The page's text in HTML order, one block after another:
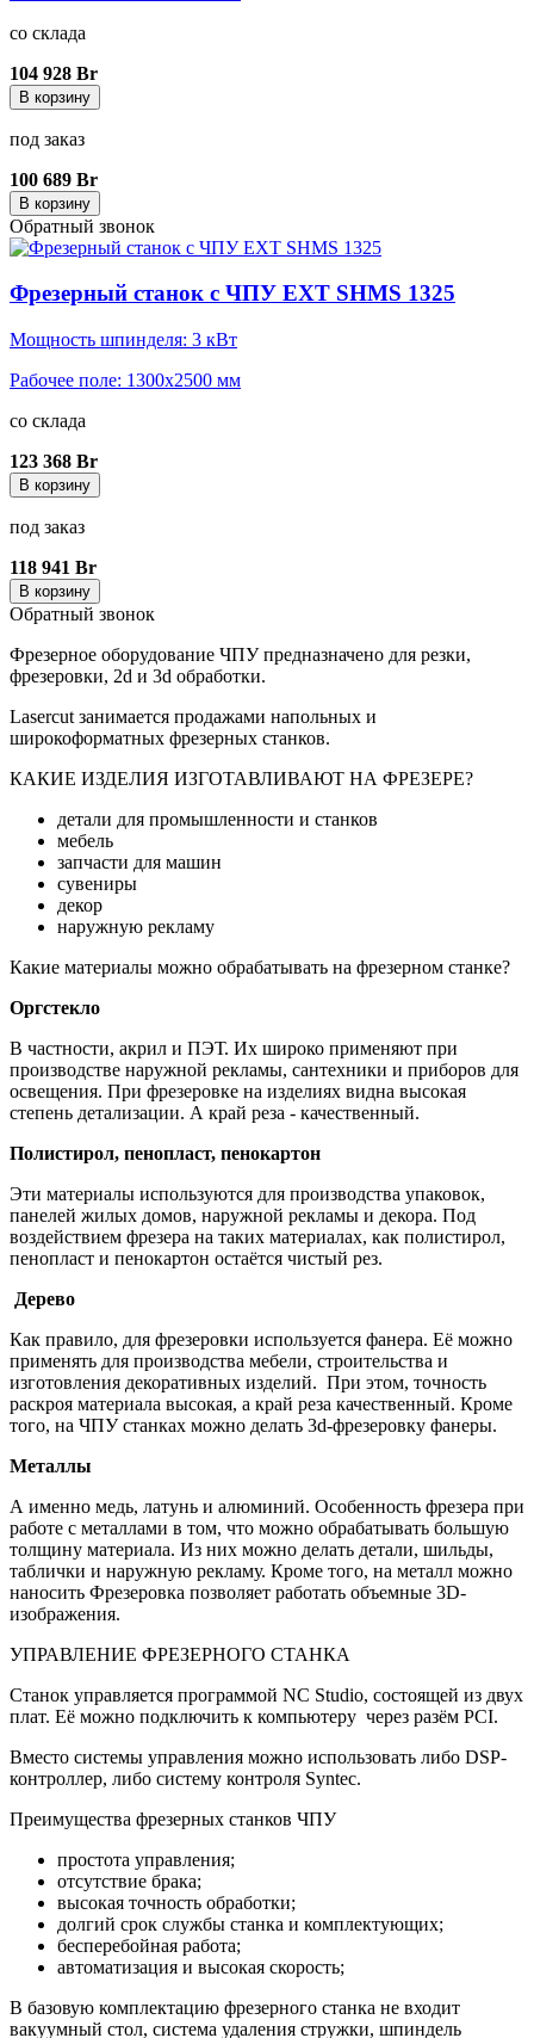
со склада
104 928 Br
В корзину
под заказ
100 689 Br
В корзину
Обратный звонок
Фрезерный станок с ЧПУ EXT SHMS 1325
Мощность шпинделя: 3 кВт
Рабочее поле: 1300x2500 мм
со склада
123 368 Br
В корзину
под заказ
118 941 Br
В корзину
Обратный звонок
Фрезерное оборудование ЧПУ предназначено для резки,
фрезеровки, 2d и 3d обработки.
Lasercut занимается продажами напольных и
широкоформатных фрезерных станков.
КАКИЕ ИЗДЕЛИЯ ИЗГОТАВЛИВАЮТ НА ФРЕЗЕРЕ?
детали для промышленности и станков
мебель
запчасти для машин
сувениры
декор
наружную рекламу
Какие материалы можно обрабатывать на фрезерном станке?
Оргстекло
В частности, акрил и ПЭТ. Их широко применяют при
производстве наружной рекламы, сантехники и приборов для
освещения. При фрезеровке на изделиях видна высокая
степень детализации. А край реза - качественный.
Полистирол, пенопласт, пенокартон
Эти материалы используются для производства упаковок,
панелей жилых домов, наружной рекламы и декора. Под
воздействием фрезера на таких материалах, как полистирол,
пенопласт и пенокартон остаётся чистый рез.
Дерево
Как правило, для фрезеровки используется фанера. Её можно
применять для производства мебели, строительства и
изготовления декоративных изделий. При этом, точность
раскроя материала высокая, а край реза качественный. Кроме
того, на ЧПУ станках можно делать 3d-фрезеровку фанеры.
Металлы
А именно медь, латунь и алюминий. Особенность фрезера при
работе с металлами в том, что можно обрабатывать большую
толщину материала. Из них можно делать детали, шильды,
таблички и наружную рекламу. Кроме того, на металл можно
наносить Фрезеровка позволяет работать объемные 3D-
изображения.
УПРАВЛЕНИЕ ФРЕЗЕРНОГО СТАНКА
Станок управляется программой NC Studio, состоящей из двух
плат. Её можно подключить к компьютеру через разём PCI.
Вместо системы управления можно использовать либо DSP-
контроллер, либо систему контроля Syntec.
Преимущества фрезерных станков ЧПУ
простота управления;
отсутствие брака;
высокая точность обработки;
долгий срок службы станка и комплектующих;
бесперебойная работа;
автоматизация и высокая скорость;
В базовую комплектацию фрезерного станка не входит
вакуумный стол, система удаления стружки, шпиндель